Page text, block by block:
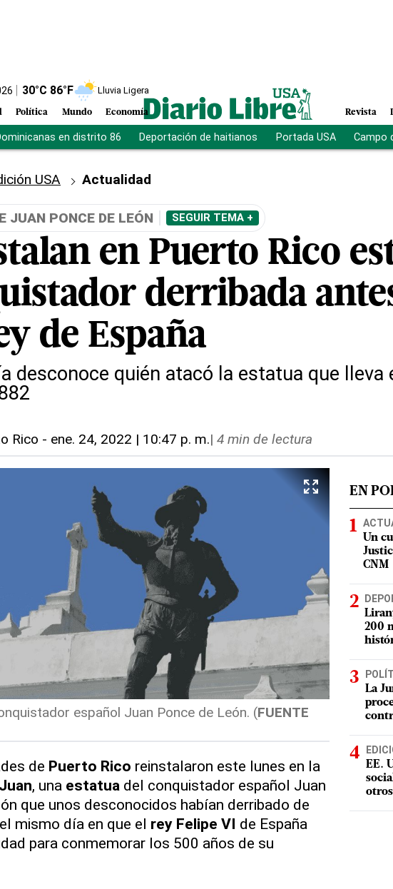
30°C 86°F Lluvia Ligera
Política Mundo Economía Revista
en distrito 86 Deportación de haitianos Portada USA Campo
USA Actualidad
JUAN PONCE DE LEÓN SEGUIR TEMA +
en Puerto Rico
derribada
de España
desconoce quién atacó la estatua que lleva
Rico - ene. 24, 2022 | 10:47 p. m.| 4 min de lectura
español Juan Ponce de León. (FUENTE
de Puerto Rico reinstalaron este lunes en la
, una estatuadel conquistador español Juan
que unos desconocidos habían derribado de
mismo día en que el rey Felipe VI de España
para conmemorar los 500 años de su
EN
Un
CNM
200
La
EE.